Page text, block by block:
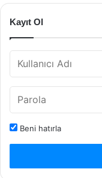
Kayıt Ol
Beni hatırla